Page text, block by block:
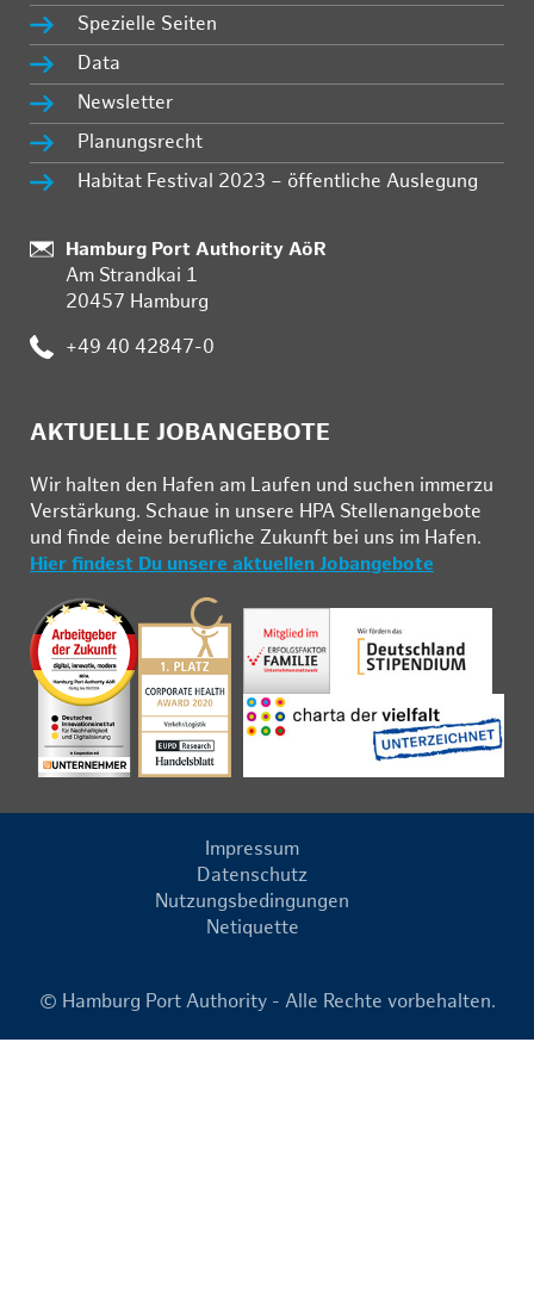
Spezielle Seiten
Data
Newsletter
Planungsrecht
Habitat Festival 2023 – öffentliche Auslegung
Standort:
Hamburg Port Authority AöR
Am Strandkai 1
20457 Hamburg
Telefon:
+49 40 42847-0
AKTUELLE JOBANGEBOTE
Wir hal­ten den Ha­fen am Lau­fen und su­chen im­mer­zu
Ver­stär­kung. Schau­e in un­se­re HPA Stel­len­an­ge­bo­te
und fin­de deine be­ruf­li­che Zu­kunft bei uns im Ha­fen.
Hier findest Du unsere aktuellen Jobangebote
Impressum
Datenschutz
Nutzungsbedingungen
Netiquette
© Hamburg Port Authority - Alle Rechte vorbehalten.